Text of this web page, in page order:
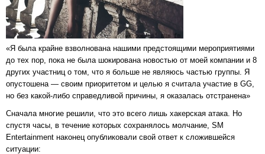
«Я была крайне взволнована нашими предстоящими мероприятиями
до тех пор, пока не была шокирована новостью от моей компании и 8
других участниц о том, что я больше не являюсь частью группы. Я
опустошена — своим приоритетом и целью я считала участие в GG,
но без какой-либо справедливой причины, я оказалась отстранена»
Сначала многие решили, что это всего лишь хакерская атака. Но
спустя часы, в течение которых сохранялось молчание, SM
Entertainment наконец опубликовали свой ответ к сложившейся
ситуации: